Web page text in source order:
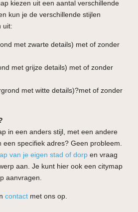
kiezen uit een aantal verschillende
kun je de verschillende stijlen
uit:
met zwarte details) met of zonder
met grijze details) met of zonder
met witte details)?met of zonder
in een anders stijl, met een andere
specifiek adres? Geen probleem.
van je eigen stad of dorp en vraag
aan. Je kunt hier ook een citymap
aanvragen.
contact met ons op.